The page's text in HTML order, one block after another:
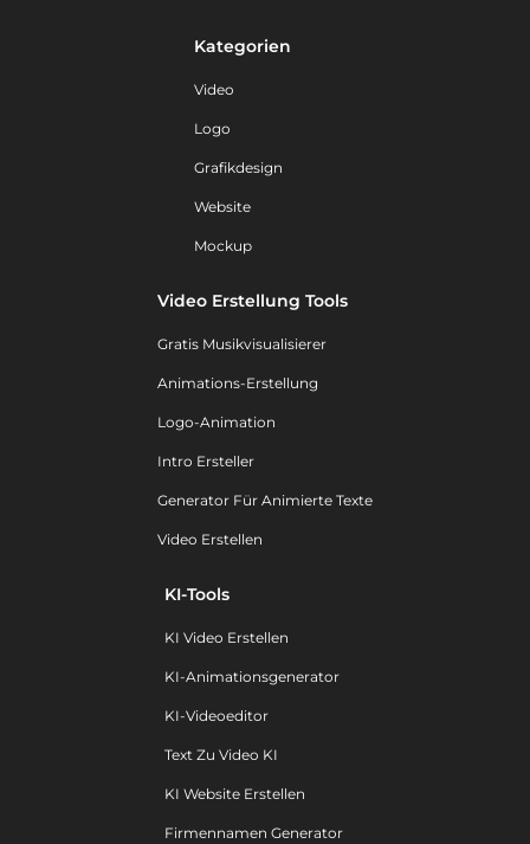
Kategorien
Video
Logo
Grafikdesign
Website
Mockup
Video Erstellung Tools
Gratis Musikvisualisierer
Animations-Erstellung
Logo-Animation
Intro Ersteller
Generator Für Animierte Texte
Video Erstellen
KI-Tools
KI Video Erstellen
KI-Animationsgenerator
KI-Videoeditor
Text Zu Video KI
KI Website Erstellen
Firmennamen Generator